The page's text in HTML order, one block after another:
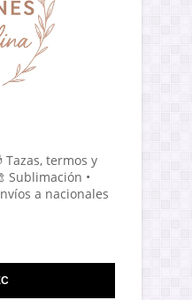
Tazas, termos y
Sublimación •
a nacionales